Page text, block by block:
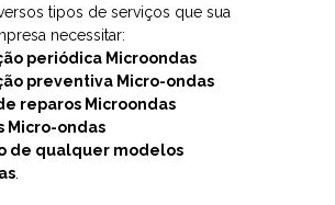
tipos de serviços que sua
necessitar:
periódica Microondas
preventiva Micro-ondas
reparos Microondas
Micro-ondas
de qualquer modelos
.